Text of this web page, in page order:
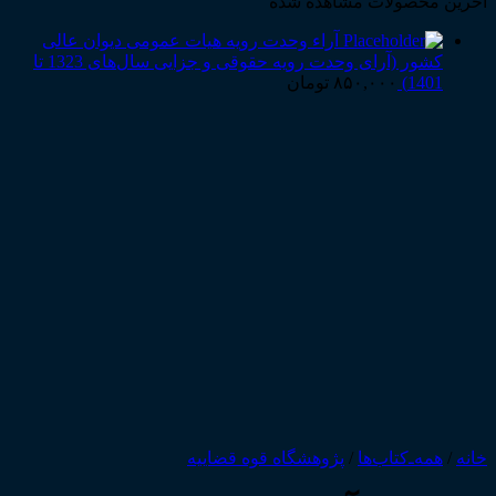
آراء وحدت رویه هیات عمومی دیوان عالی
کشور (آرای وحدت رویه حقوقی و جزایی سال‌های 1323 تا
1401)
۸۵۰,۰۰۰ تومان
خانه / همه‌ـ‌کتاب‌ها / پژوهشگاه قوه قضاییه